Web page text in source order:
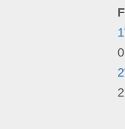
1
2